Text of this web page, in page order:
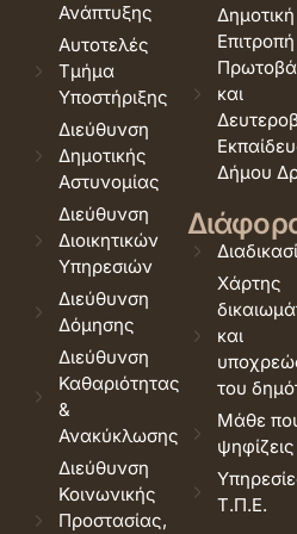
Ανάπτυξης
Αυτοτελές
Τμήμα
Υποστήριξης
Διεύθυνση
Δημοτικής
Αστυνομίας
Διεύθυνση
Διοικητικών
Υπηρεσιών
Διεύθυνση
Δόμησης
Διεύθυνση
Καθαριότητας
&
Ανακύκλωσης
Διεύθυνση
Κοινωνικής
Προστασίας,
Δημοτική
Επιτροπή
και
Δήμου
Χάρτης
και
του
Μάθε
ψηφίζεις
Τ.Π.Ε.